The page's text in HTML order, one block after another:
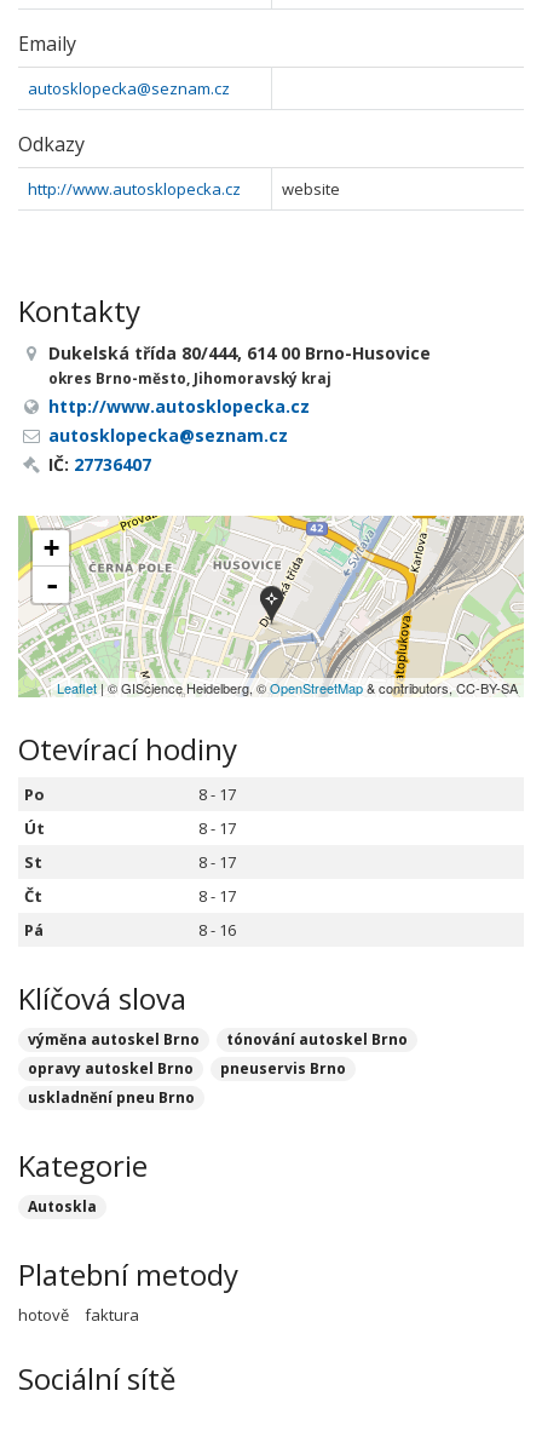
Emaily
autosklopecka@seznam.cz
Odkazy
http://www.autosklopecka.cz website
Kontakty
Dukelská třída 80/444, 614 00 Brno-Husovice
okres Brno-město, Jihomoravský kraj
http://www.autosklopecka.cz
autosklopecka@seznam.cz
IČ: 27736407
+
-
Leaflet| © GIScience Heidelberg, ©OpenStreetMap& contributors, CC-BY-SA
Otevírací hodiny
Po
8 - 17
Út
8 - 17
St
8 - 17
Čt
8 - 17
Pá
8 - 16
Klíčová slova
výměna autoskel Brno
tónování autoskel Brno
opravy autoskel Brno
pneuservis Brno
uskladnění pneu Brno
Kategorie
Autoskla
Platební metody
hotově faktura
Sociální sítě